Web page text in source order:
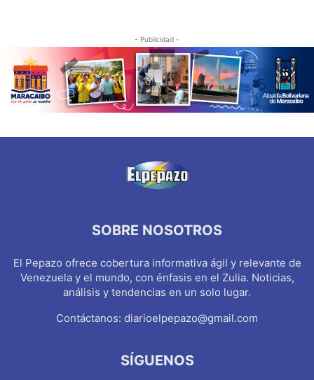
- Publicidad -
SOBRE NOSOTROS
El Pepazo ofrece cobertura informativa ágil y relevante de
Venezuela y el mundo, con énfasis en el Zulia. Noticias,
análisis y tendencias en un solo lugar.
Contáctanos: diarioelpepazo@gmail.com
SÍGUENOS